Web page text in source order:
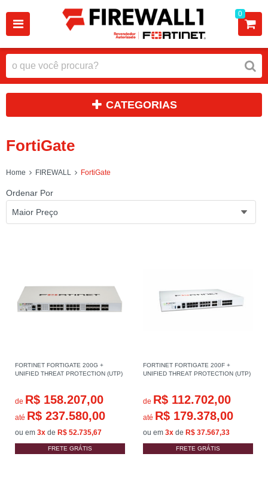
0
CATEGORIAS
FortiGate
Home FIREWALL FortiGate
Ordenar Por
Maior Preço
FORTINET FORTIGATE 200G +
UNIFIED THREAT PROTECTION (UTP)
de R$ 158.207,00
até R$ 237.580,00
ou em 3x de R$ 52.735,67
FRETE GRÁTIS
FORTINET FORTIGATE 200F +
UNIFIED THREAT PROTECTION (UTP)
de R$ 112.702,00
até R$ 179.378,00
ou em 3x de R$ 37.567,33
FRETE GRÁTIS